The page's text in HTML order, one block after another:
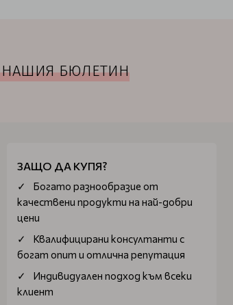
НАШИЯ БЮЛЕТИН
ЗАЩО ДА КУПЯ?
Богатo разнообразие от
качествени продукти на най-добри
цени
Квалифицирани консултанти с
богат опит и отлична репутация
Индивидуален подход към всеки
клиент